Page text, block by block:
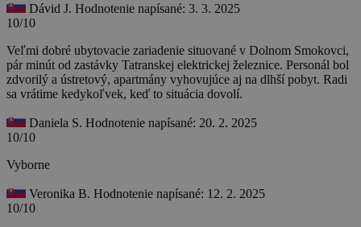
Dávid J. Hodnotenie napísané: 3. 3. 2025
10/10
Veľmi dobré ubytovacie zariadenie situované v Dolnom Smokovci,
pár minút od zastávky Tatranskej elektrickej železnice. Personál bol
zdvorilý a ústretový, apartmány vyhovujúce aj na dlhší pobyt. Radi
sa vrátime kedykoľvek, keď to situácia dovolí.
Daniela S. Hodnotenie napísané: 20. 2. 2025
10/10
Vyborne
Veronika B. Hodnotenie napísané: 12. 2. 2025
10/10